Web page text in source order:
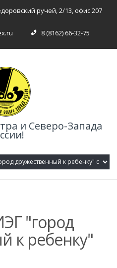
ручей, 2/13, офис 207
8 (8162) 66-32-75
и Северо-Запада
"город
к ребенку"